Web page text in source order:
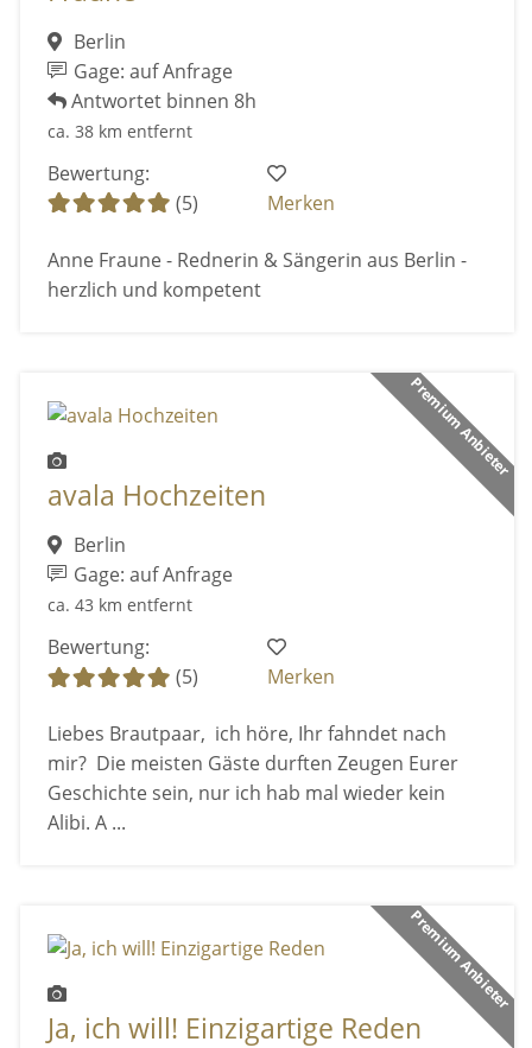
Berlin
Gage: auf Anfrage
Antwortet binnen 8h
ca. 38 km entfernt
Bewertung:
(5)
Merken
Anne Fraune - Rednerin & Sängerin aus Berlin -
herzlich und kompetent
Premium Anbieter
avala Hochzeiten
Berlin
Gage: auf Anfrage
ca. 43 km entfernt
Bewertung:
(5)
Merken
Liebes Brautpaar, ich höre, Ihr fahndet nach
mir? Die meisten Gäste durften Zeugen Eurer
Geschichte sein, nur ich hab mal wieder kein
Alibi. A ...
Premium Anbieter
Ja, ich will! Einzigartige Reden